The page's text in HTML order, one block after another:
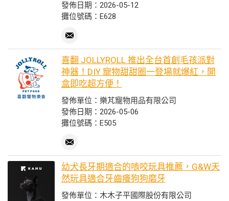
發佈日期：2026-05-12
攤位號碼：E628
喜翻 JOLLYROLL 推出全台首創毛孩派對
神器！DIY 寵物甜甜圈一登場就爆紅，開
盒即吃超方便！
發佈單位：樂芃寵物用品有限公司
發佈日期：2026-05-06
攤位號碼：E505
幼犬長牙期適合的啃咬玩具推薦，G&W天
然玩具適合牙齒癢狗狗磨牙
發佈單位：木木子平國際股份有限公司